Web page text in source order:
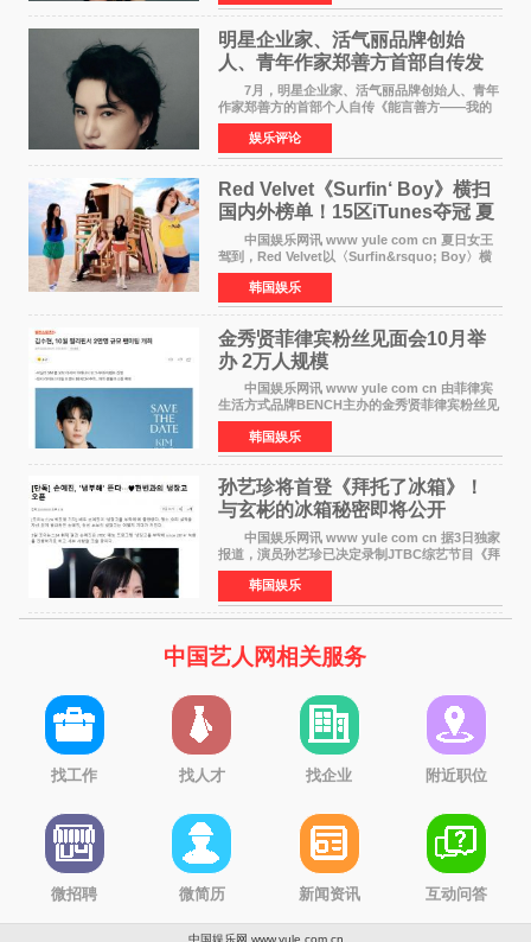
域的双重影响力。 明星企业家、青
明星企业家、活气丽品牌创始
人、青年作家郑善方首部自传发
布， 书写跨界创业者的成长答卷
7月，明星企业家、活气丽品牌创始人、青年
作家郑善方的首部个人自传《能言善方——我的
跨界人生》正式发行。这本书以他的人生轨迹为
脉络，首次完整公开了从逐梦少年到横跨美业、
公益等多领域的
娱乐评论
Red Velvet《Surfin‘ Boy》横扫
国内外榜单！15区iTunes夺冠 夏
日女王强势回归
中国娱乐网讯 www yule com cn 夏日女王
驾到，Red Velvet以〈Surfin&rsquo; Boy〉横
扫国内外榜单，获得音乐粉丝的热烈反响。
Red Velvet于3日发行了夏日迷你专辑《Velvet
Summer》，
韩国娱乐
金秀贤菲律宾粉丝见面会10月举
办 2万人规模
中国娱乐网讯 www yule com cn 由菲律宾
生活方式品牌BENCH主办的金秀贤菲律宾粉丝见
面会，将于10月2日在马尼拉SM Mall of
Asia（MOA）竞技场举行，预计规模达2万人。
这也是金秀贤自去年陷
韩国娱乐
孙艺珍将首登《拜托了冰箱》！
与玄彬的冰箱秘密即将公开
中国娱乐网讯 www yule com cn 据3日独家
报道，演员孙艺珍已决定录制JTBC综艺节目《拜
托了冰箱》，目前正在协调具体细节。这是孙艺
珍首次公开个人冰箱，也是她婚后首次以玄彬的
妻子身份参与
韩国娱乐
中国艺人网相关服务
找工作 找人才 找企业 附近职位
微招聘 微简历 新闻资讯 互动问答
中国娱乐网 www.yule.com.cn